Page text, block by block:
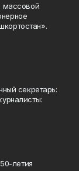
массовой
секретарь:
летия